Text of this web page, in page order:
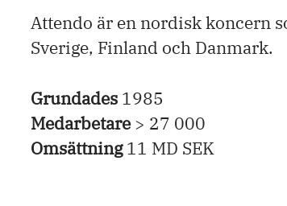
Attendo är en nordisk koncern
Sverige, Finland och Danmark.
Grundades 1985
Medarbetare> 27 000
Omsättning11 MD SEK